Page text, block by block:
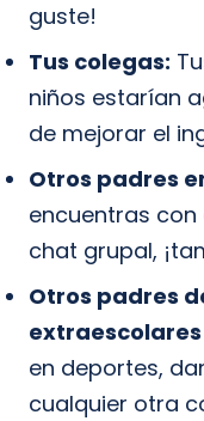
guste!
Tus colegas:
niños estarían
de mejorar el
Otros padres
encuentras
chat grupal,
Otros padres
extraescolares
en deportes,
cualquier otra